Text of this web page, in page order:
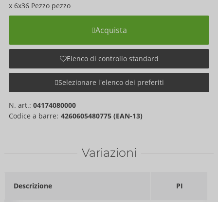
x 6x36 Pezzo pezzo
Acquista
Elenco di controllo standard
Selezionare l'elenco dei preferiti
N. art.: 04174080000
Codice a barre: 4260605480775 (EAN-13)
Variazioni
Descrizione PI